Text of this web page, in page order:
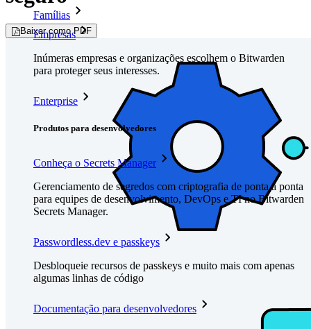
Famílias
Empresas
Inúmeras empresas e organizações escolhem o Bitwarden
para proteger seus interesses.
Enterprise
Produtos para desenvolvedores
Conheça o Secrets Manager
Gerenciamento de segredos com criptografia de ponta a ponta
para equipes de desenvolvimento, DevOps e TI no Bitwarden
Secrets Manager.
Passwordless.dev e passkeys
Desbloqueie recursos de passkeys e muito mais com apenas
algumas linhas de código
Documentação para desenvolvedores
Baixar como PDF